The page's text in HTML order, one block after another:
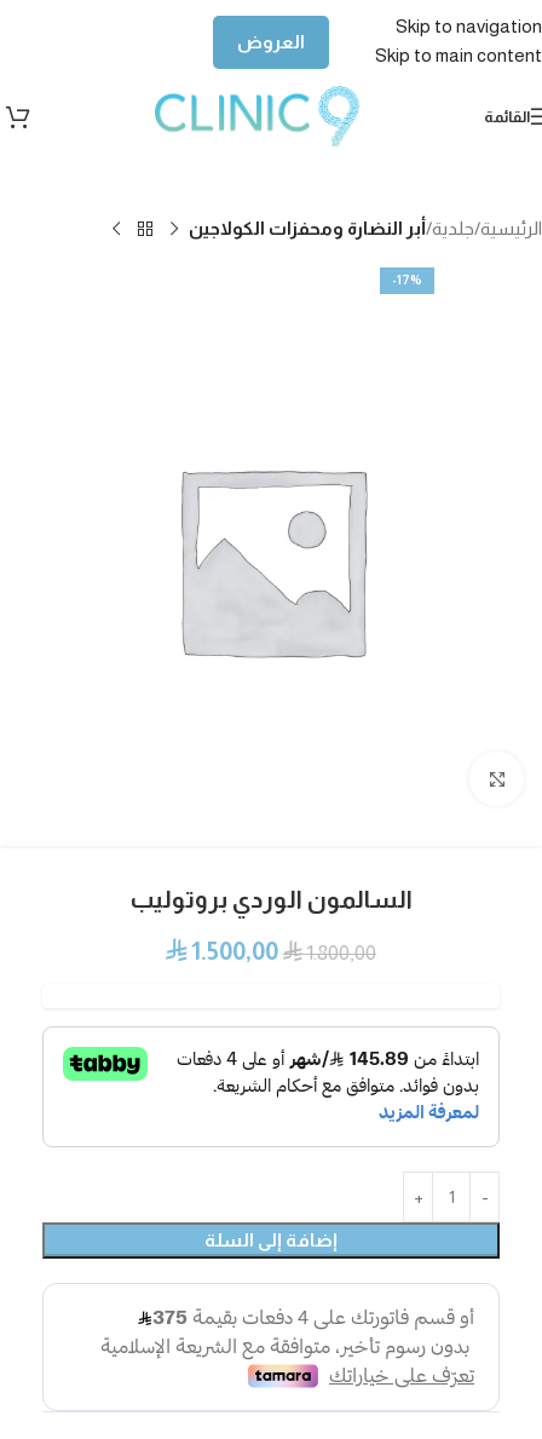
Skip to navigation
Skip to main content
العروض
القائمة
الرئيسية جلدية أبر النضارة ومحفزات الكولاجين
-17%
السالمون الوردي بروتوليب
⃁1.800,00
⃁1.500,00
إضافة إلى السلة